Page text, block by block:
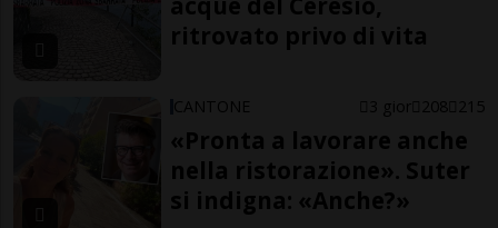
ritrovato privo di vita
CANTONE 3 gior 208 215
«Pronta a lavorare anche
nella ristorazione». Suter
si indigna: «Anche?»